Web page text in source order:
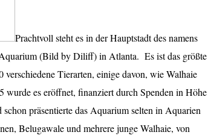
Prachtvoll steht es in der Hauptstadt des namens
(Bild by Diliff) in Atlanta. Es ist das größte
Tierarten, einige davon, wie Walhaie
wurde es eröffnet, finanziert durch Spenden in Höhe
präsentierte das Aquarium selten in Aquarien
Belugawale und mehrere junge Walhaie, von